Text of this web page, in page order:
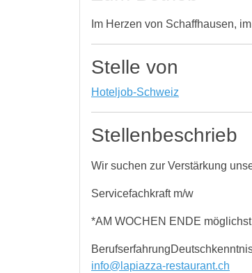
Im Herzen von Schaffhausen,
Stelle von
Hoteljob-Schweiz
Stellenbeschrieb
Wir suchen zur Verstärkung
Servicefachkraft m/w
*AM WOCHEN ENDE
info@lapiazza-restaurant.ch